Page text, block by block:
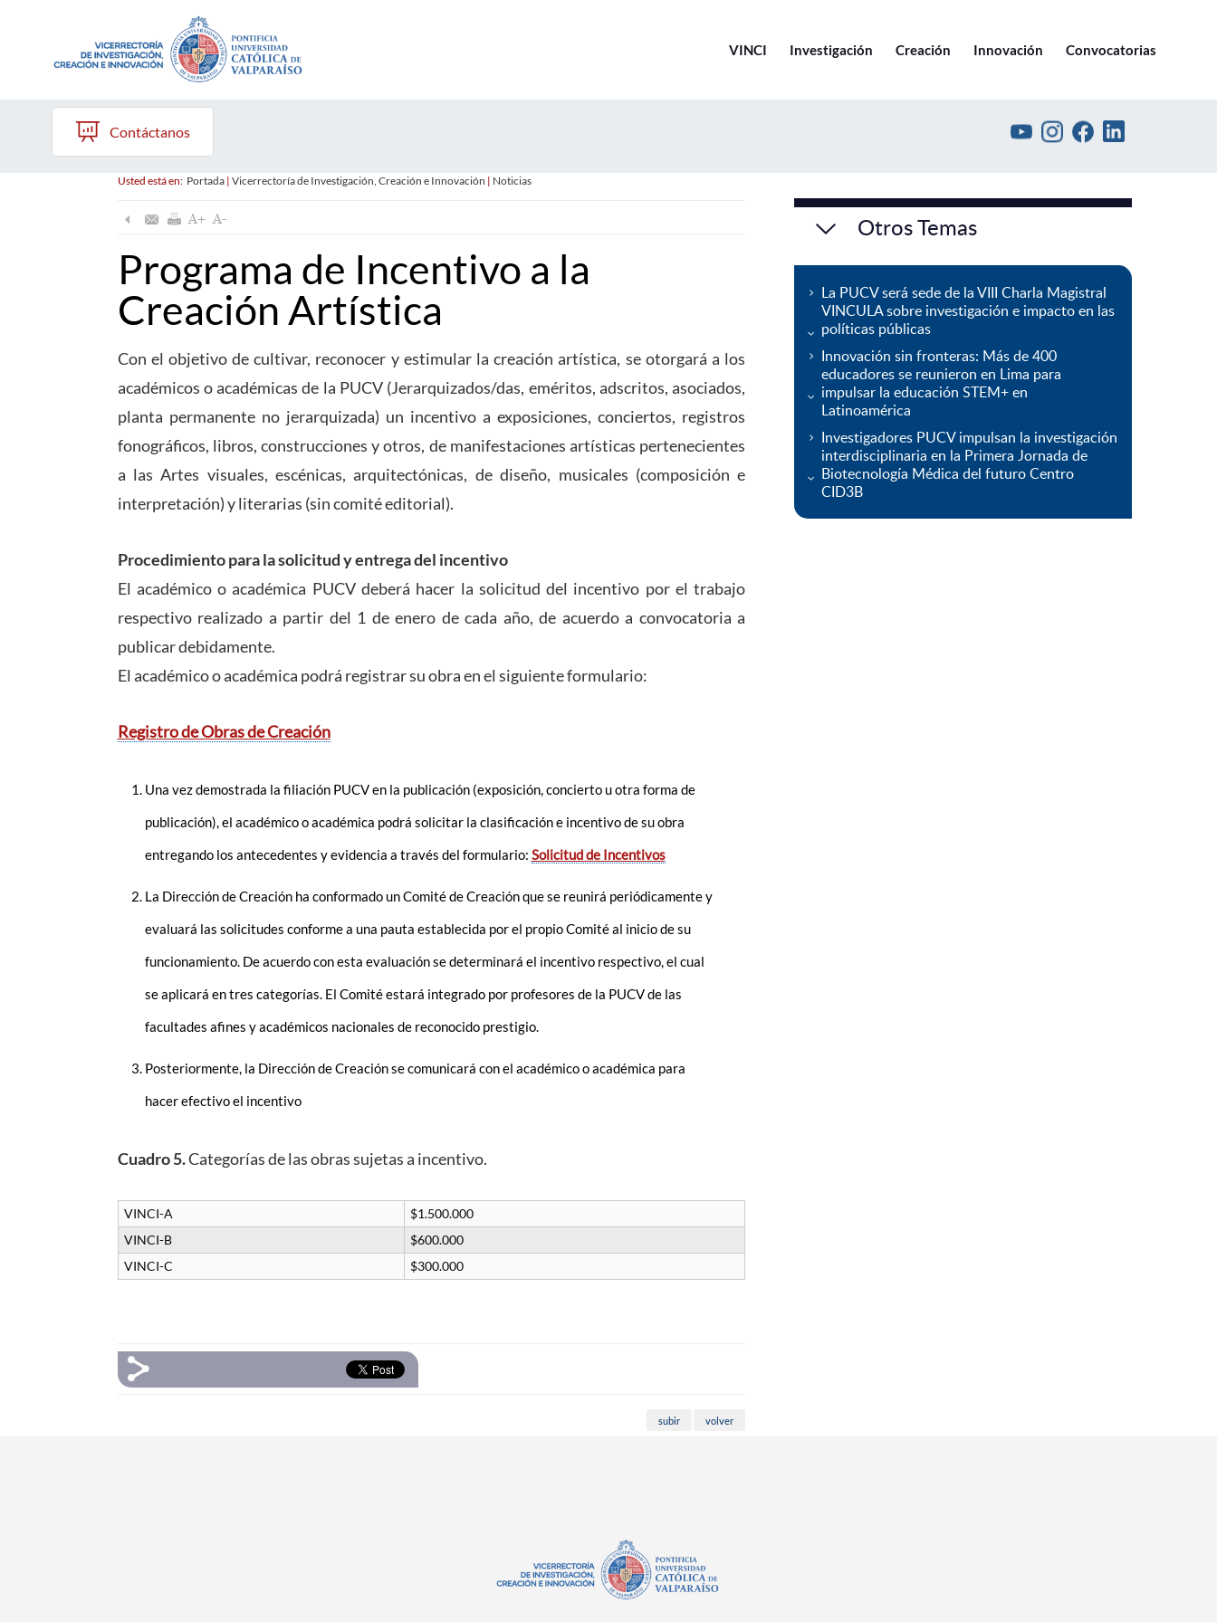
VINCI Investigación Creación Innovación Convocatorias
Contáctanos
Usted está en: Portada| Vicerrectoría de Investigación, Creación e Innovación | Noticias
Programa de Incentivo a la
Creación Artística
Con el objetivo de cultivar, reconocer y estimular la creación artística, se otorgará a los
académicos o académicas de la PUCV (Jerarquizados/das, eméritos, adscritos, asociados,
planta permanente no jerarquizada) un incentivo a exposiciones, conciertos, registros
fonográficos, libros, construcciones y otros, de manifestaciones artísticas pertenecientes
a las Artes visuales, escénicas, arquitectónicas, de diseño, musicales (composición e
interpretación) y literarias (sin comité editorial).
Procedimiento para la solicitud y entrega del incentivo
El académico o académica PUCV deberá hacer la solicitud del incentivo por el trabajo
respectivo realizado a partir del 1 de enero de cada año, de acuerdo a convocatoria a
publicar debidamente.
El académico o académica podrá registrar su obra en el siguiente formulario:
Registro de Obras de Creación
Una vez demostrada la filiación PUCV en la publicación (exposición, concierto u otra forma de
publicación), el académico o académica podrá solicitar la clasificación e incentivo de su obra
entregando los antecedentes y evidencia a través del formulario: Solicitud de Incentivos
La Dirección de Creación ha conformado un Comité de Creación que se reunirá periódicamente y
evaluará las solicitudes conforme a una pauta establecida por el propio Comité al inicio de su
funcionamiento. De acuerdo con esta evaluación se determinará el incentivo respectivo, el cual
se aplicará en tres categorías. El Comité estará integrado por profesores de la PUCV de las
facultades afines y académicos nacionales de reconocido prestigio.
Posteriormente, la Dirección de Creación se comunicará con el académico o académica para
hacer efectivo el incentivo
Cuadro 5.Categorías de las obras sujetas a incentivo.
VINCI-A
$1.500.000
VINCI-B
$600.000
VINCI-C
$300.000
subir volver
Otros Temas
La PUCV será sede de la VIII Charla Magistral
VINCULA sobre investigación e impacto en las
políticas públicas
Innovación sin fronteras: Más de 400
educadores se reunieron en Lima para
impulsar la educación STEM+ en
Latinoamérica
Investigadores PUCV impulsan la investigación
interdisciplinaria en la Primera Jornada de
Biotecnología Médica del futuro Centro
CID3B